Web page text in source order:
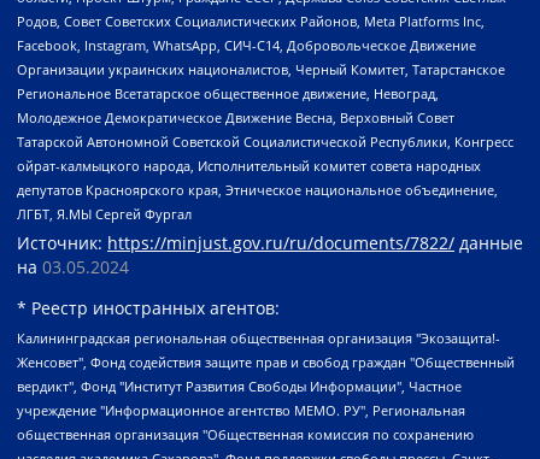
Родов, Совет Советских Социалистических Районов, Meta Platforms Inc,
Facebook, Instagram, WhatsApp, СИЧ-С14, Добровольческое Движение
Организации украинских националистов, Черный Комитет, Татарстанское
Региональное Всетатарское общественное движение, Невоград,
Молодежное Демократическое Движение Весна, Верховный Совет
Татарской Автономной Советской Социалистической Республики, Конгресс
ойрат-калмыцкого народа, Исполнительный комитет совета народных
депутатов Красноярского края, Этническое национальное объединение,
ЛГБТ, Я.МЫ Сергей Фургал
Источник: https://minjust.gov.ru/ru/documents/7822/ данные
на 03.05.2024
* Реестр иностранных агентов:
Калининградская региональная общественная организация "Экозащита!-Женсовет", Фонд содействия защите прав и свобод граждан "Общественный вердикт", Фонд "Институт Развития Свободы Информации", Частное учреждение "Информационное агентство МЕМО. РУ", Региональная общественная организация "Общественная комиссия по сохранению наследия академика Сахарова", Фонд поддержки свободы прессы, Санкт-Петербургская общественная правозащитная организация "Гражданский контроль", Межрегиональная общественная организация "Информационно-просветительский центр "Мемориал", Региональный Фонд "Центр Защиты Прав Средств Массовой Информации", с 05.12.2023 Фонд "Центр Защиты Прав Средств массовой информации", Региональная общественная благотворительная организация помощи беженцам и мигрантам "Гражданское содействие", Негосударственное образовательное учреждение дополнительного профессионального образования (повышение квалификации) специалистов "АКАДЕМИЯ ПО ПРАВАМ ЧЕЛОВЕКА", Свердловская региональная общественная организация "Сутяжник", Автономная некоммерческая организация "Центр независимых социологических исследований", Союз общественных объединений "Российский исследовательский центр по правам человека", Региональное общественное учреждение научно-информационный центр "МЕМОРИАЛ", Некоммерческая организация "Фонд защиты гласности", Автономная некоммерческая организация "Институт прав человека", Городская общественная организация "Екатеринбургское общество "МЕМОРИАЛ", Городская общественная организация "Рязанское историко-просветительское и правозащитное общество "Мемориал" (Рязанский Мемориал), Челябинский региональный орган общественной самодеятельности – женское общественное объединение "Женщины Евразии", Челябинский региональный орган общественной самодеятельности "Уральская правозащитная группа", Фонд содействия защите здоровья и социальной справедливости имени Андрея Рылькова, Автономная Некоммерческая Организация "Аналитический Центр Юрия Левады", Автономная некоммерческая организация социальной поддержки населения "Проект Апрель", Региональная общественная организация помощи женщинам и детям, находящимся в кризисной ситуации "Информационно-методический центр "Анна", Фонд содействия развитию массовых коммуникаций и правовому просвещению "Так-так-Так", Фонд содействия устойчивому развитию "Серебряная тайга", Свердловский региональный общественный фонд социальных проектов "Новое время", "Idel.Реалии", Кавказ.Реалии, Крым.Реалии, Телеканал Настоящее Время, Татаро-башкирская служба Радио Свобода (Azatliq Radiosi), Радио Свободная Европа/Радио Свобода (PCE/PC), "Сибирь.Реалии", "Фактограф", Благотворительный фонд помощи осужденным и их семьям, Автономная некоммерческая организация "Институт глобализации и социальных движений", Фонд "В защиту прав заключенных", Частное учреждение "Центр поддержки и содействия развитию средств массовой информации", Пензенский региональный общественный благотворительный фонд "Гражданский союз", "Север.Реалии", Некоммерческая организация Фонд "Правовая инициатива", Общество с ограниченной ответственностью "Радио Свободная Европа/Радио Свобода", Чешское информационное агентство "MEDIUM-ORIENT", Красноярская региональная общественная организация "Мы против СПИДа", Камалягин Денис Николаевич, Маркелов Сергей Евгеньевич, Пономарев Лев Александрович, Савицкая Людмила Алексеевна, Автономная некоммерческая организация "Центр по работе с проблемой насилия "НАСИЛИЮ.НЕТ", Межрегиональный профессиональный союз работников здравоохранения "Альянс врачей", Юридическое лицо, зарегистрированное в Латвийской Республике, SIA "Medusa Project" (регистрационный номер 40103797863, дата регистрации 10.06.2014), Некоммерческая организация "Фонд по борьбе с коррупцией", Автономная некоммерческая организация "Институт права и публичной политики", Баданин Роман Сергеевич, Гликин Максим Александрович, Железнова Мария Михайловна, Лукьянова Юлия Сергеевна, Маетная Елизавета Витальевна, Маняхин Петр Борисович, Чуракова Ольга Владимировна, Ярош Юлия Петровна, Юридическое лицо "The Insider SIA", зарегистрированное в Риге, Латвийская Республика (дата регистрации 26.06.2015), являющееся администратором доменного имени интернет-издания "The Insider SIA", https://theins.ru, Постернак Алексей Евгеньевич, Рубин Михаил Аркадьевич, Анин Роман Александрович, Юридическое лицо Istories fonds, зарегистрированное в Латвийской Республике (регистрационный номер 50008295751, дата регистрации 24.02.2020), Великовский Дмитрий Александрович, Долинина Ирина Николаевна, Мароховская Алеся Алексеевна, Шлейнов Роман Юрьевич, Шмагун Олеся Валентиновна, Общество с ограниченной ответственностью "Альтаир 2021", Общество с ограниченной ответственностью "Вега 2021", Общество с ограниченной ответственностью "Главный редактор 2021", Общество с ограниченной ответственностью "Ромашки монолит", Важенков Артем Валерьевич, Ивановская областная общественная организация "Центр гендерных исследований", Гурман Юрий Альбертович, Медиапроект "ОВД-Инфо", Егоров Владимир Владимирович, Жилинский Владимир Александрович, Общество с ограниченной ответственностью "ЗП", Иванова София Юрьевна, Карезина Инна Павловна, Кильтау Екатерина Викторовна, Петров Алексей Викторович, Пискунов Сергей Евгеньевич, Смирнов Сергей Сергеевич, Тихонов Михаил Сергеевич, Общество с ограниченной ответственностью "ЖУРНАЛИСТ-ИНОСТРАННЫЙ АГЕНТ", Арапова Галина Юрьевна, Вольтская Татьяна Анатольевна, Американская компания "Mason G.E.S. Anonymous Foundation" (США), являющаяся владельцем интернет-издания https://mnews.world/, Компания "Stichting Bellingcat", зарегистрированная в Нидерландах (дата регистрации 11.07.2018), Захаров Андрей Вячеславович, Клепиковская Екатерина Дмитриевна, Общество с ограниченной ответственностью "МЕМО", Перл Роман Александрович, Симонов Евгений Алексеевич, Соловьева Елена Анатольевна, Сотников Даниил Владимирович, Сурначева Елизавета Дмитриевна, Автономная некоммерческая организация по защите прав человека и информированию населения "Якутия – Наше Мнение", Общество с ограниченной ответственностью "Москоу диджитал медиа", с 26.01.2023 Общество с ограниченной ответственностью "Чайка Белые сады", Ветошкина Валерия Валерьевна, Заговора Максим Александрович, Межрегиональное общественное движение "Российская ЛГБТ - сеть", Оленичев Максим Владимирович, Павлов Иван Юрьевич, Скворцова Елена Сергеевна, Общество с ограниченной ответственностью "Как бы инагент", Кочетков Игорь Викторович, Общество с ограниченной ответственностью "Честные выборы", Еланчик Олег Александрович, Общество с ограниченной ответственностью "Нобелевский призыв", Гималова Регина Эмилевна, Григорьев Андрей Валерьевич, Григорьева Алина Александровна, Ассоциация по содействию защите прав призывников, альтернативнослужащих и военнослужащих "Правозащитная группа "Гражданин.Армия.Право", Хисамова Регина Фаритовна, Автономная некоммерческая организация по реализации социально-правовых программ "Лилит", Дальневосточное общественное движение "Маяк", Санкт-Петербургская ЛГБТ-инициативная группа "Выход", Инициативная группа ЛГБТ+ "Реверс", Алексеев Андрей Викторович, Бекбулатова Таисия Львовна, Беляев Иван Михайлович, Владыкина Елена Сергеевна, Гельман Марат Александрович, Никульшина Вероника Юрьевна, Толоконникова Надежда Андреевна, Шендерович Виктор Анатольевич, Общество с ограниченной ответственностью "Данное сообщение", Общество с ограниченной ответственностью Издательский дом "Новая глава", Айнбиндер Александра Александровна, Московский комьюнити-центр для ЛГБТ+инициатив, Благотворительный фонд развития филантропии, Deutsche Welle (Германия, Kurt-Schumacher-Strasse 3, 53113 Bonn), Борзунова Мария Михайловна, Воробьев Виктор Викторович, Голубева Анна Львовна, Константинова Алла Михайловна, Малкова Ирина Владимировна, Мурадов Мурад Абдулгалимович, Осетинская Елизавета Николаевна, Понасенков Евгений Николаевич, Ганапольский Матвей Юрьевич, Киселев Евгений Алексеевич, Борухович Ирина Григорьевна, Дремин Иван Тимофеевич, Дубровский Дмитрий Викторович, Красноярская региональная общественная организация поддержки и развития альтернативных образовательных технологий и межкультурных коммуникаций "ИНТЕРРА", Маяковская Екатерина Алексеевна, Фейгин Марк Захарович, Филимонов Андрей Викторович, Дзугкоева Регина Николаевна, Доброхотов Роман Александрович, Дудь Юрий Александрович, Елкин Сергей Владимирович, Кругликов Кирилл Игоревич, Сабунаева Мария Леонидовна, Семенов Алексей Владимирович, Шаинян Карен Багратович, Шульман Екатерина Михайловна, Асафьев Артур Валерьевич, Вахштайн Виктор Семенович, Венедиктов Алексей Алексеевич, Лушникова Екатерина Евгеньевна, Волков Леонид Михайлович, Невзоров Александр Глебович, Пархоменко Сергей Борисович, Сироткин Ярослав Николаевич, Кара-Мурза Владимир Владимирович, Баранова Наталья Владимировна, Гозман Леонид Яковлевич, Кагарлицкий Борис Юльевич, Климарев Михаил Валерьевич, Милов Владимир Станиславович, Автономная некоммерческая организация Краснодарский центр современного искусства "Типография", Моргенштерн Алишер Тагирович, Соболь Любовь Эдуардовна, Общество с ограниченной ответственностью "ЛИЗА НОРМ", Каспаров Гарри Кимович, Ходорковский Михаил Борисович, Общество с ограниченной ответственностью "Апрельские тезисы", Данилович Ирина Брониславовна, Кашин Олег Владимирович, Петров Николай Владимирович, Пивоваров Алексей Владимирович, Соколов Михаил Владимирович, Цветкова Юлия Владимировна, Чичваркин Евгений Александрович, Комитет против пыток/Команда против пыток, Общество с ограниченной ответственностью "Первый научный", Общество с ограниченной ответственностью "Вертолет и ко", Белоцерковская Вероника Борисовна, Кац Максим Евгеньевич, Лазарева Татьяна Юрьевна, Шаведдинов Руслан Табризович, Яшин Илья Валерьевич, Общество с ограниченной ответственностью "Иноагент ААВ", Алешковский Дмитрий Петрович, Альбац Евгения Марковна, Быков Дмитрий Львович, Галямина Юлия Евгеньевна, Лойко Сергей Леонидович, Мартынов Кирилл Константинович, Медведев Сергей Александрович, Крашенинников Федор Геннадиевич, Гордеева Катерина Вл